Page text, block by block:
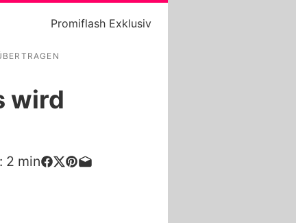
Promiflash Exklusiv
wird
2 min